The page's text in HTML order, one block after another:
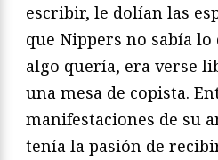
escribir, le dolían las
que Nippers no sabía lo
algo quería, era verse
una mesa de copista.
manifestaciones de su
tenía la pasión de